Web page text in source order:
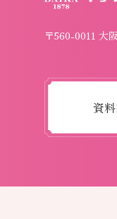
〒560-0011 大
資